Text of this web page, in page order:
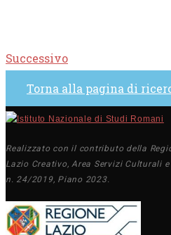
Successivo
Torna alla pagina di
Realizzato con il contributo della
Lazio Creativo, Area Servizi Culturali
n. 24/2019, Piano 2023.